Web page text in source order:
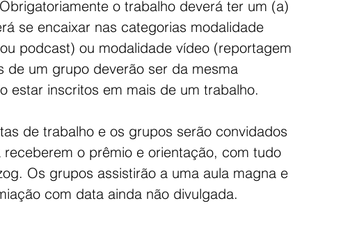
o trabalho deverá ter um (a)
se encaixar nas categorias modalidade
podcast) ou modalidade vídeo (reportagem
de um grupo deverão ser da mesma
estar inscritos em mais de um trabalho.
de trabalho e os grupos serão convidados
o prêmio e orientação, com tudo
Os grupos assistirão a uma aula magna e
com data ainda não divulgada.